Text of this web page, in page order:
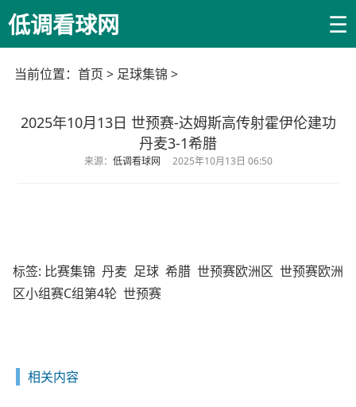
低调看球网 ☰
当前位置： 首页 > 足球集锦 >
2025年10月13日 世预赛-达姆斯高传射霍伊伦建功
丹麦3-1希腊
来源： 低调看球网 2025年10月13日 06:50
标签: 比赛集锦 丹麦 足球 希腊 世预赛欧洲区 世预赛欧洲
区小组赛C组第4轮 世预赛
相关内容